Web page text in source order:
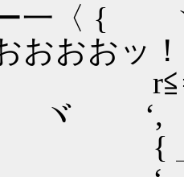
｀ー
おおおッ
彡''´
ヾ ‘,
. {